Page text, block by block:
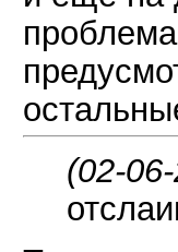
(02-